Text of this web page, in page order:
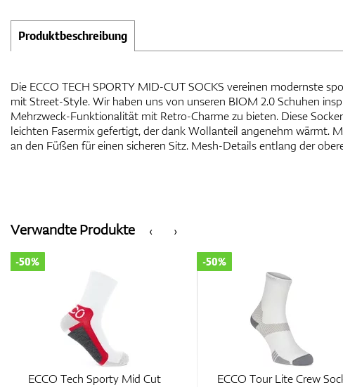
Produktbeschreibung
Die ECCO TECH SPORTY MID-CUT SOCKS vereinen modernste
mit Street-Style. Wir haben uns von unseren BIOM 2.0 Schuhen
Mehrzweck-Funktionalität mit Retro-Charme zu bieten. Diese
leichten Fasermix gefertigt, der dank Wollanteil angenehm wärmt.
an den Füßen für einen sicheren Sitz. Mesh-Details entlang der
dickerer unterer Teil sorgen für besonders hohen Tragekomfort. Als
haben die Socken eine gepolsterte Rückseite, um Reibung im Schuh
‹
Verwandte Produkte ›
ECCO Tour Lite Crew Sock
-50%
ECCO Tech Sporty Mid
-50%